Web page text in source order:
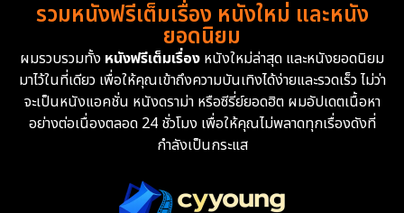
รวมหนังฟรีเต็มเรื่อง หนังใหม่ และหนัง
ยอดนิยม
ผมรวบรวมทั้ง หนังฟรีเต็มเรื่อง หนังใหม่ล่าสุด และหนังยอดนิยม
มาไว้ในที่เดียว เพื่อให้คุณเข้าถึงความบันเทิงได้ง่ายและรวดเร็ว ไม่ว่า
จะเป็นหนังแอคชั่น หนังดราม่า หรือซีรี่ย์ยอดฮิต ผมอัปเดตเนื้อหา
อย่างต่อเนื่องตลอด 24 ชั่วโมง เพื่อให้คุณไม่พลาดทุกเรื่องดังที่
กำลังเป็นกระแส